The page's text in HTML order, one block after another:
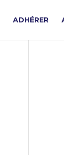
ADHÉRER